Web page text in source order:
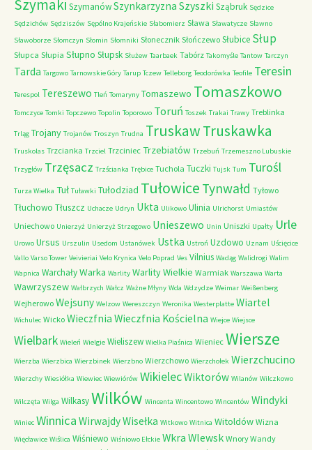
Szymaki SzymanówSzynkarzyzna Szyszki Sząbruk Sędzice
Sędzichów Sędziszów Sępólno Krajeńskie Słabomierz Sława Sławatycze Sławno
Sławoborze Słomczyn Słomin Słomniki Słonecznik Słończewo Słubice Słup
Słupca Słupia Słupno Słupsk Służew Taarbaek Tabórz Takomyśle Tantow Tarczyn
Tarda Targowo Tarnowskie Góry Tarup Tczew Telleborg Teodorówka Teofile Teresin
Terespol Tereszewo Tleń Tomaryny Tomaszewo Tomaszkowo
Tomczyce Tomki Topczewo Topolin Toporowo Toruń Toszek Trakai Trawy Treblinka
Trląg Trojany Trojanów Troszyn Trudna TruskawTruskawka
Truskolas Trzcianka Trzciel Trzciniec Trzebiatów Trzebuń Trzemeszno Lubuskie
Trzygłów Trzęsacz Trzścianka Trębice Tuchola Tuczki Tujsk Tum Turośl
Turza Wielka Tuł Tuławki Tułodziad Tułowice Tynwałd Tyłowo
Tłuchowo Tłuszcz Uchacze Udryn Ukta Ulikowo Ulinia Ulrichorst Umiastów
Uniechowo Unierzyż Unierzyż Strzegowo Unieszewo Unin Uniszki Upałty Urle
Urowo Ursus Urszulin Usedom Ustanówek Ustka Ustroń Uzdowo Uznam Uścięcice
Vallo Varso Tower Veivieriai Velo Krynica Velo Poprad Ves Vilnius Wadąg Walidrogi Walim
Wapnica WarchałyWarka Warlity Warlity Wielkie Warmiak Warszawa Warta
Wawrzyszew Wałbrzych Wałcz Ważne Młyny Wda Wdzydze Weimar Weißenberg
Wejherowo Wejsuny Welzow Wereszczyn Weronika Westerplatte Wiartel
Wichulec Wicko Wieczfnia Wieczfnia Kościelna Wiejce Wiejsce
Wielbark Wieleń Wielgie Wieliszew Wielka Piaśnica Wieniec Wiersze
Wierzba Wierzbica Wierzbinek Wierzbno Wierzchowo Wierzchołek Wierzchucino
Wierzchy Wiesiółka Wiewiec Wiewiórów WikielecWiktorów Wilanów Wilczkowo
Wilczęta Wilga WilkasyWilków Wincenta Wincentowo Wincentów Windyki
Winiec Winnica WirwajdyWisełka Witkowo Witnica Witoldów Wizna
Więcławice Wiślica Wiśniewo Wiśniowo Ełckie Wkra Wlewsk Wnory Wandy